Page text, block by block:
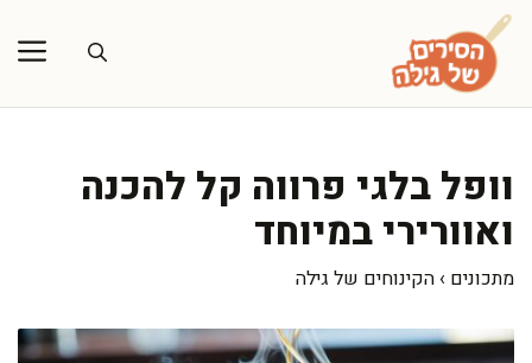
לדלג
לתוכן
וופל בלגי פרווה קל להכנה
ואוורירי במיוחד
מתכונים › הקינוחים של גילה